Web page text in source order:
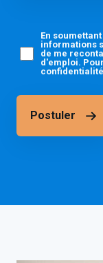
En
informations
de me
d'emploi.
Postuler